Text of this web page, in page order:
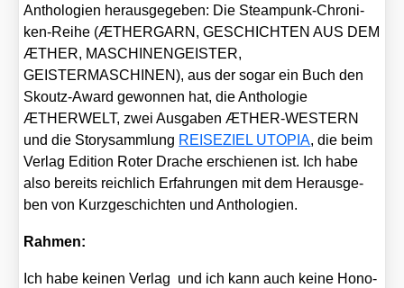
Antho­lo­gien her­aus­ge­ge­ben: Die Steam­punk-Chro­ni­
ken-Rei­he (ÆTHERGARN, GESCHICHTEN AUS DEM
ÆTHER, MASCHINENGEISTER,
GEISTERMASCHINEN), aus der sogar ein Buch den
Skoutz-Award gewon­nen hat, die Antho­lo­gie
ÆTHERWELT, zwei Aus­ga­ben ÆTHER-WESTERN
und die Sto­ry­samm­lung REISEZIEL UTOPIA, die beim
Ver­lag Edi­ti­on Roter Dra­che erschie­nen ist. Ich habe
also bereits reich­lich Erfah­run­gen mit dem Her­aus­ge­
ben von Kurz­ge­schich­ten und Antho­lo­gien.
Rah­men:
Ich habe kei­nen Ver­lag und ich kann auch kei­ne Hono­